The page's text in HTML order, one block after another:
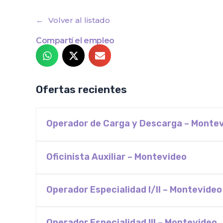
Volver al listado
Compartí el empleo
Ofertas recientes
Operador de Carga y Descarga –
Oficinista Auxiliar – Montevideo
Operador Especialidad I/II – Montevideo